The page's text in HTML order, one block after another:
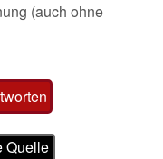
(auch ohne
Quelle